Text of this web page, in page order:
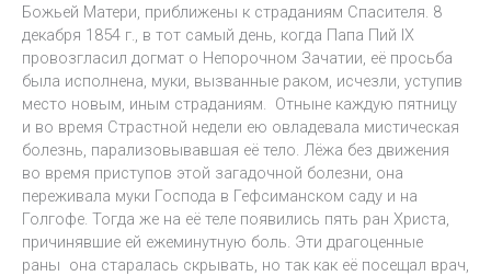
Божьей Матери, приближены к страданиям Спасителя. 8
декабря 1854 г., в тот самый день, когда Папа Пий IX
провозгласил догмат о Непорочном Зачатии, её просьба
была исполнена, муки, вызванные раком, исчезли, уступив
место новым, иным страданиям. Отныне каждую пятницу
и во время Страстной недели ею овладевала мистическая
болезнь, парализовывавшая её тело. Лёжа без движения
во время приступов этой загадочной болезни, она
переживала муки Господа в Гефсиманском саду и на
Голгофе. Тогда же на её теле появились пять ран Христа,
причинявшие ей ежеминутную боль. Эти драгоценные
раны она старалась скрывать, но так как её посещал врач,